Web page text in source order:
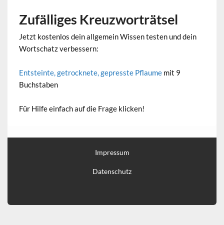
Zufälliges Kreuzworträtsel
Jetzt kostenlos dein allgemein Wissen testen und dein
Wortschatz verbessern:
Entsteinte, getrocknete, gepresste Pflaume mit 9
Buchstaben
Für Hilfe einfach auf die Frage klicken!
Impressum
Datenschutz